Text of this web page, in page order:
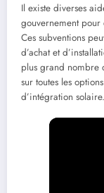
Il existe diverses
gouvernement pour
Ces subventions
d’achat et
plus grand nombre
sur toutes les
d’intégration solaire.